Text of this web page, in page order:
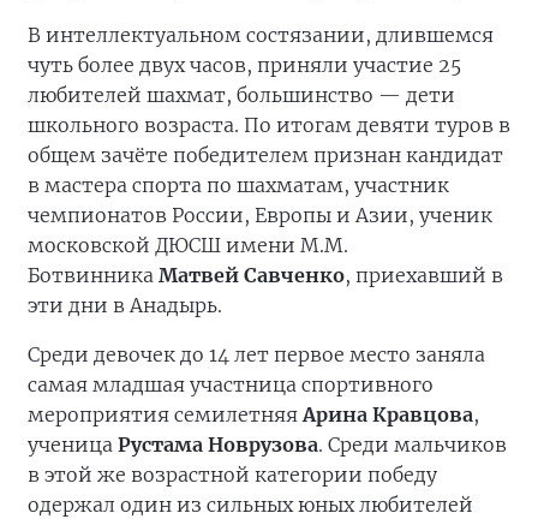
В интеллектуальном состязании, длившемся
чуть более двух часов, приняли участие 25
любителей шахмат, большинство — дети
школьного возраста. По итогам девяти туров в
общем зачёте победителем признан кандидат
в мастера спорта по шахматам, участник
чемпионатов России, Европы и Азии, ученик
московской ДЮСШ имени М.М.
Ботвинника Матвей Савченко, приехавший в
эти дни в Анадырь.
Среди девочек до 14 лет первое место заняла
самая младшая участница спортивного
мероприятия семилетняяАрина Кравцова,
ученица Рустама Новрузова. Среди мальчиков
в этой же возрастной категории победу
одержал один из сильных юных любителей